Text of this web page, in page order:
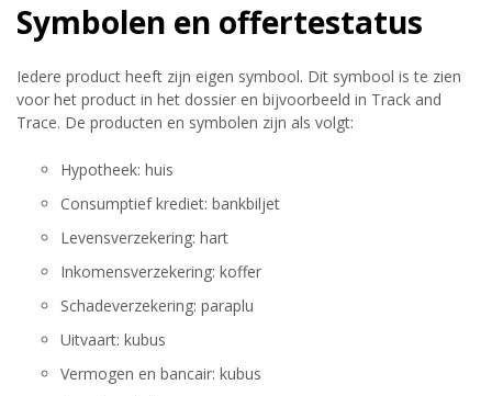
Symbolen en offertestatus
Iedere product heeft zijn eigen symbool. Dit symbool is te zien
voor het product in het dossier en bijvoorbeeld in Track and
Trace. De producten en symbolen zijn als volgt:
Hypotheek: huis
Consumptief krediet: bankbiljet
Levensverzekering: hart
Inkomensverzekering: koffer
Schadeverzekering: paraplu
Uitvaart: kubus
Vermogen en bancair: kubus